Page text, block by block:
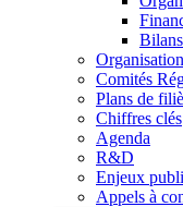
Comités
Plans de
Chiffres clés
Agenda
R&D
Enjeux
Appels à